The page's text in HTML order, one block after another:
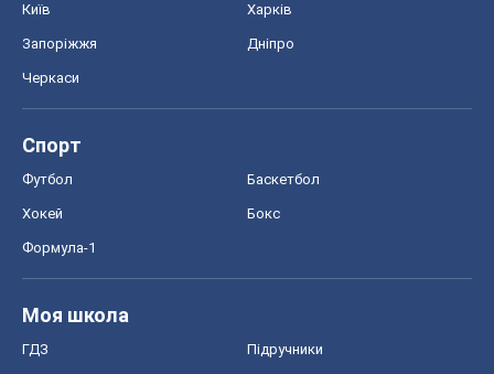
Київ Харків
Запоріжжя Дніпро
Черкаси
Спорт
Футбол Баскетбол
Хокей Бокс
Формула-1
Моя школа
ГДЗ Підручники